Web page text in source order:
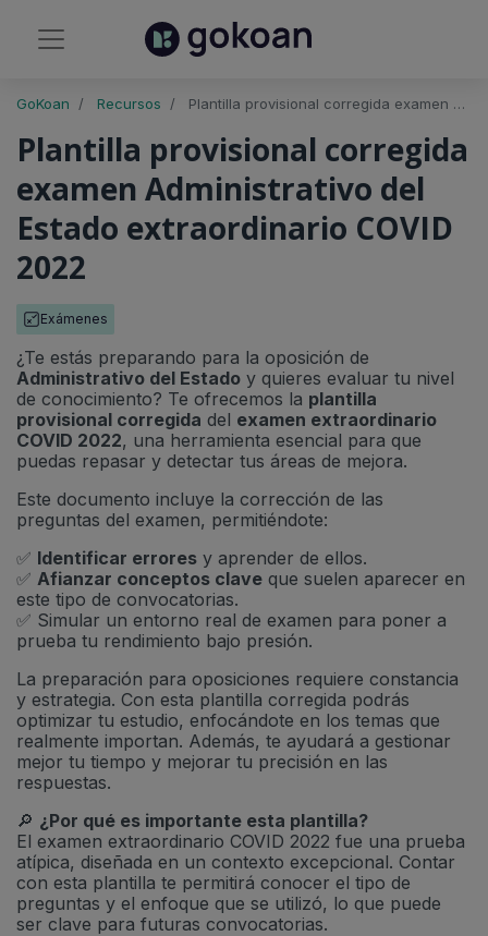
GoKoan Recursos Plantilla provisional corregida examen Administrativo del Estado extraordinario COVID 2022
Plantilla provisional corregida
examen Administrativo del
Estado extraordinario COVID
2022
Exámenes
¿Te estás preparando para la oposición de
Administrativo del Estado y quieres evaluar tu nivel
de conocimiento? Te ofrecemos la plantilla
provisional corregida del examen extraordinario
COVID 2022, una herramienta esencial para que
puedas repasar y detectar tus áreas de mejora.
Este documento incluye la corrección de las
preguntas del examen, permitiéndote:
✅ Identificar errores y aprender de ellos.
✅ Afianzar conceptos clave que suelen aparecer en
este tipo de convocatorias.
✅ Simular un entorno real de examen para poner a
prueba tu rendimiento bajo presión.
La preparación para oposiciones requiere constancia
y estrategia. Con esta plantilla corregida podrás
optimizar tu estudio, enfocándote en los temas que
realmente importan. Además, te ayudará a gestionar
mejor tu tiempo y mejorar tu precisión en las
respuestas.
🔎 ¿Por qué es importante esta plantilla?
El examen extraordinario COVID 2022 fue una prueba
atípica, diseñada en un contexto excepcional. Contar
con esta plantilla te permitirá conocer el tipo de
preguntas y el enfoque que se utilizó, lo que puede
ser clave para futuras convocatorias.